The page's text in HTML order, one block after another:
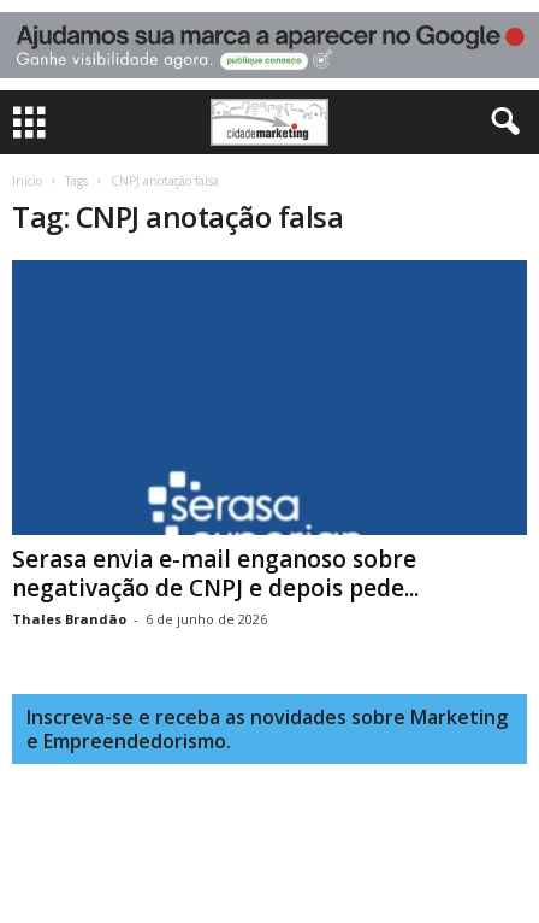
Início Tags CNPJ anotação falsa
Tag: CNPJ anotação falsa
Serasa envia e-mail enganoso sobre
negativação de CNPJ e depois pede...
Thales Brandão - 6 de junho de 2026
Inscreva-se e receba as novidades sobre Marketing
e Empreendedorismo.